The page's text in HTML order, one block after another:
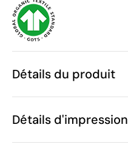
Détails du produit
Caractéristiques
Code du produit
Détails d'impression